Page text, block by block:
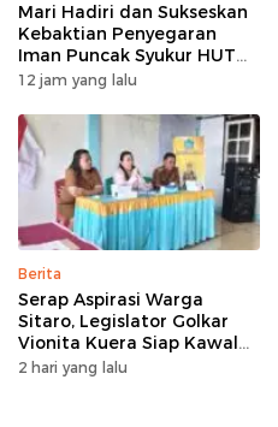
Mari Hadiri dan Sukseskan
Kebaktian Penyegaran
Iman Puncak Syukur HUT
Ke-62 PKB GMIM AOKD
12 jam yang lalu
Berita
Serap Aspirasi Warga
Sitaro, Legislator Golkar
Vionita Kuera Siap Kawal
Pembangunan Akses Jalan
2 hari yang lalu